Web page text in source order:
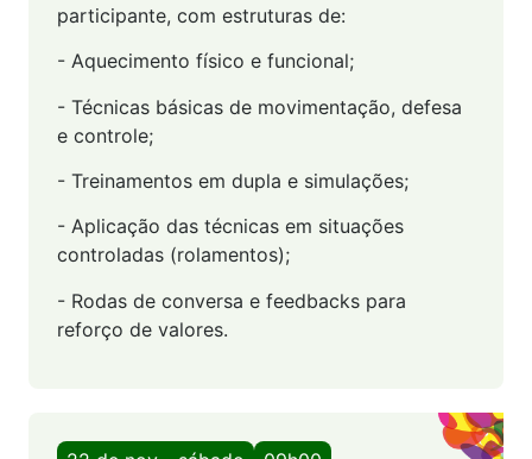
participante, com estruturas de:
- Aquecimento físico e funcional;
- Técnicas básicas de movimentação, defesa
e controle;
- Treinamentos em dupla e simulações;
- Aplicação das técnicas em situações
controladas (rolamentos);
- Rodas de conversa e feedbacks para
reforço de valores.